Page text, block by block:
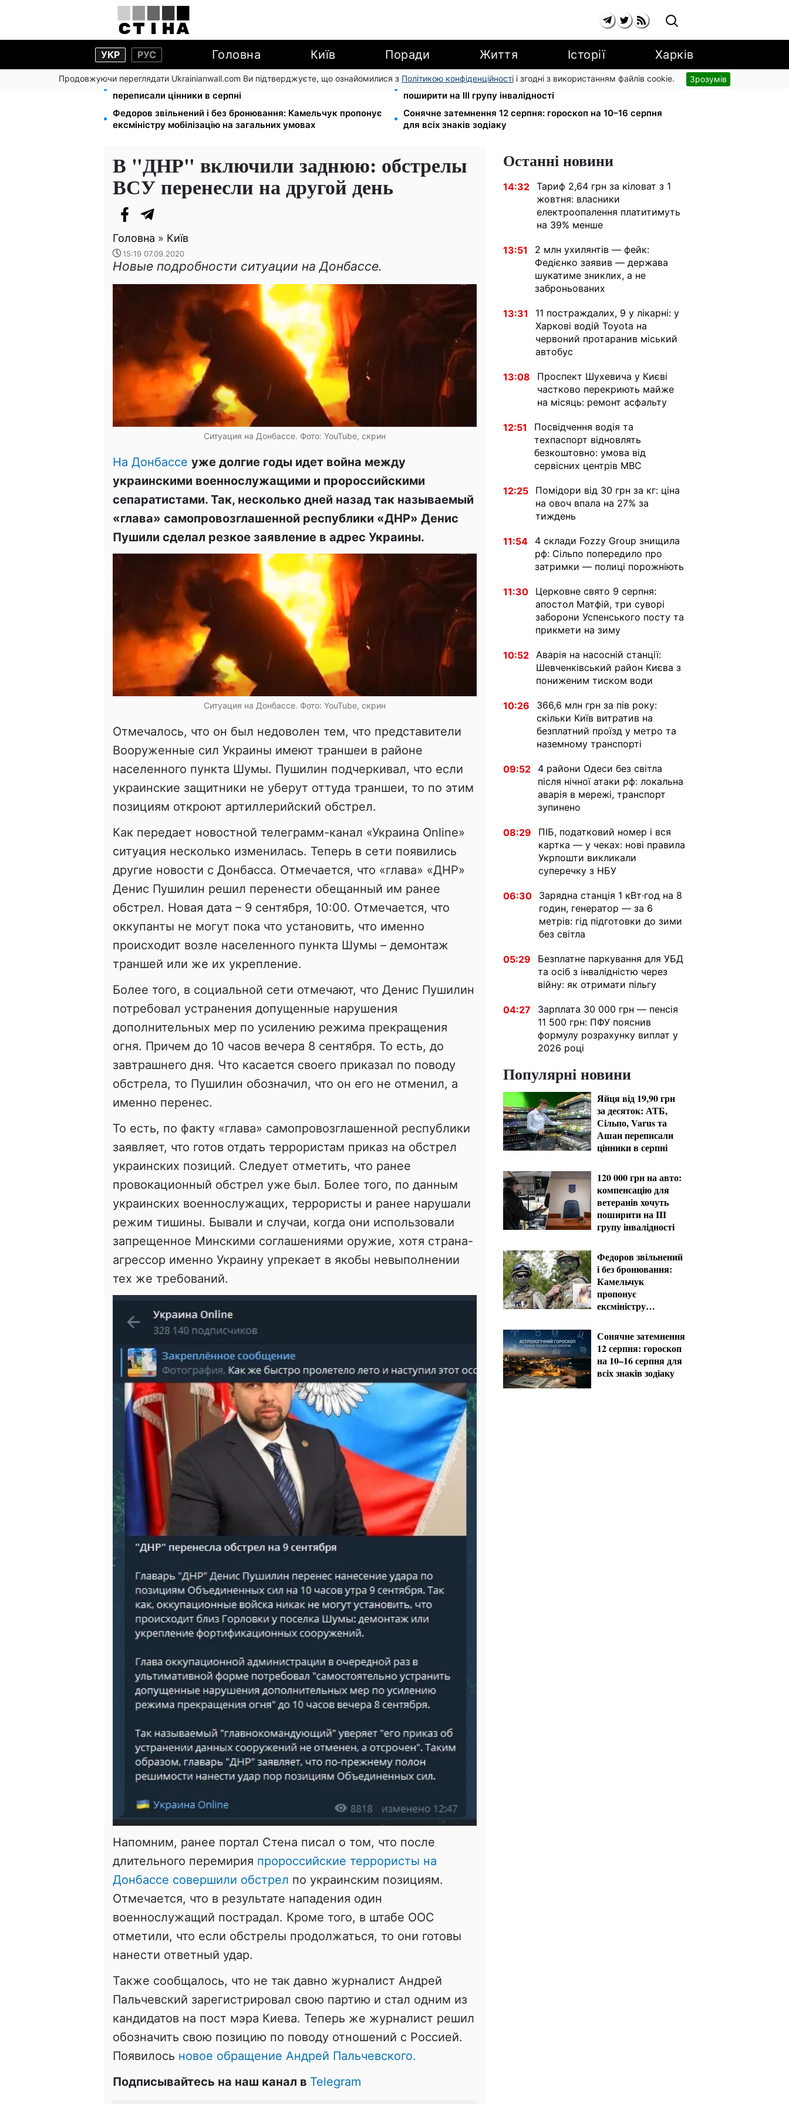
УКР РУС Головна Київ Поради Життя Історії Харків
Продовжуючи переглядати Ukrainianwall.com Ви підтверджуєте, що ознайомилися з Політикою конфіденційності і згодні з використанням файлів cookie. Зрозумів
Яйця від 19,90 грн за десяток: АТБ, Сільпо, Varus та Ашан
переписали цінники в серпні
120 000 грн на авто: компенсацію для ветеранів хочуть
поширити на III групу інвалідності
Федоров звільнений і без бронювання: Камельчук пропонує
ексміністру мобілізацію на загальних умовах
Сонячне затемнення 12 серпня: гороскоп на 10–16 серпня
для всіх знаків зодіаку
В "ДНР" включили заднюю: обстрелы
ВСУ перенесли на другой день
Головна » Київ
15:19 07.09.2020
Новые подробности ситуации на Донбассе.
Ситуация на Донбассе. Фото: YouTube, скрин
На Донбассе уже долгие годы идет война между
украинскими военнослужащими и пророссийскими
сепаратистами. Так, несколько дней назад так называемый
«глава» самопровозглашенной республики «ДНР» Денис
Пушили сделал резкое заявление в адрес Украины.
Ситуация на Донбассе. Фото: YouTube, скрин
Отмечалось, что он был недоволен тем, что представители
Вооруженные сил Украины имеют траншеи в районе
населенного пункта Шумы. Пушилин подчеркивал, что если
украинские защитники не уберут оттуда траншеи, то по этим
позициям откроют артиллерийский обстрел.
Как передает новостной телеграмм-канал «Украина Online»
ситуация несколько изменилась. Теперь в сети появились
другие новости с Донбасса. Отмечается, что «глава» «ДНР»
Денис Пушилин решил перенести обещанный им ранее
обстрел. Новая дата – 9 сентября, 10:00. Отмечается, что
оккупанты не могут пока что установить, что именно
происходит возле населенного пункта Шумы – демонтаж
траншей или же их укрепление.
Более того, в социальной сети отмечают, что Денис Пушилин
потребовал устранения допущенные нарушения
дополнительных мер по усилению режима прекращения
огня. Причем до 10 часов вечера 8 сентября. То есть, до
завтрашнего дня. Что касается своего приказал по поводу
обстрела, то Пушилин обозначил, что он его не отменил, а
именно перенес.
То есть, по факту «глава» самопровозглашенной республики
заявляет, что готов отдать террористам приказ на обстрел
украинских позиций. Следует отметить, что ранее
провокационный обстрел уже был. Более того, по данным
украинских военнослужащих, террористы и ранее нарушали
режим тишины. Бывали и случаи, когда они использовали
запрещенное Минскими соглашениями оружие, хотя страна-
агрессор именно Украину упрекает в якобы невыполнении
тех же требований.
Напомним, ранее портал Стена писал о том, что после
длительного перемирия пророссийские террористы на
Донбассе совершили обстрел по украинским позициям.
Отмечается, что в результате нападения один
военнослужащий пострадал. Кроме того, в штабе ООС
отметили, что если обстрелы продолжаться, то они готовы
нанести ответный удар.
Также сообщалось, что не так давно журналист Андрей
Пальчевский зарегистрировал свою партию и стал одним из
кандидатов на пост мэра Киева. Теперь же журналист решил
обозначить свою позицию по поводу отношений с Россией.
Появилось новое обращение Андрей Пальчевского.
Подписывайтесь на наш канал в Telegram
Останні новини
14:32 Тариф 2,64 грн за кіловат з 1
жовтня: власники
електроопалення платитимуть
на 39% менше
13:51
2 млн ухилянтів — фейк:
Федієнко заявив — держава
шукатиме зниклих, а не
заброньованих
13:31
11 постраждалих, 9 у лікарні: у
Харкові водій Toyota на
червоний протаранив міський
автобус
13:08
Проспект Шухевича у Києві
частково перекриють майже
на місяць: ремонт асфальту
12:51
Посвідчення водія та
техпаспорт відновлять
безкоштовно: умова від
сервісних центрів МВС
12:25
Помідори від 30 грн за кг: ціна
на овоч впала на 27% за
тиждень
11:54
4 склади Fozzy Group знищила
рф: Сільпо попередило про
затримки — полиці порожніють
11:30
Церковне свято 9 серпня:
апостол Матфій, три суворі
заборони Успенського посту та
прикмети на зиму
10:52 Аварія на насосній станції:
Шевченківський район Києва з
пониженим тиском води
10:26
366,6 млн грн за пів року:
скільки Київ витратив на
безплатний проїзд у метро та
наземному транспорті
09:52
4 райони Одеси без світла
після нічної атаки рф: локальна
аварія в мережі, транспорт
зупинено
08:29
ПІБ, податковий номер і вся
картка — у чеках: нові правила
Укрпошти викликали
суперечку з НБУ
06:30
Зарядна станція 1 кВт·год на 8
годин, генератор — за 6
метрів: гід підготовки до зими
без світла
05:29
Безплатне паркування для УБД
та осіб з інвалідністю через
війну: як отримати пільгу
04:27
Зарплата 30 000 грн — пенсія
11 500 грн: ПФУ пояснив
формулу розрахунку виплат у
2026 році
Популярні новини
Яйця від 19,90 грн
за десяток: АТБ,
Сільпо, Varus та
Ашан переписали
цінники в серпні
120 000 грн на авто:
компенсацію для
ветеранів хочуть
поширити на III
групу інвалідності
Федоров звільнений
і без бронювання:
Камельчук
пропонує
ексміністру
загальних умовах
Сонячне затемнення
12 серпня: гороскоп
на 10–16 серпня для
всіх знаків зодіаку